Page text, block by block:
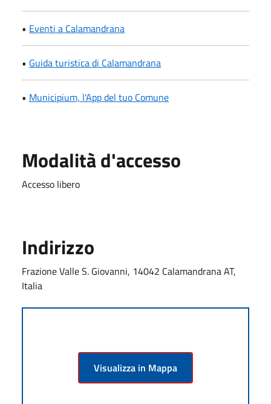
• Eventi a Calamandrana
• Guida turistica di Calamandrana
• Municipium, l'App del tuo Comune
Modalità d'accesso
Accesso libero
Indirizzo
Frazione Valle S. Giovanni, 14042 Calamandrana AT,
Italia
Visualizza in Mappa